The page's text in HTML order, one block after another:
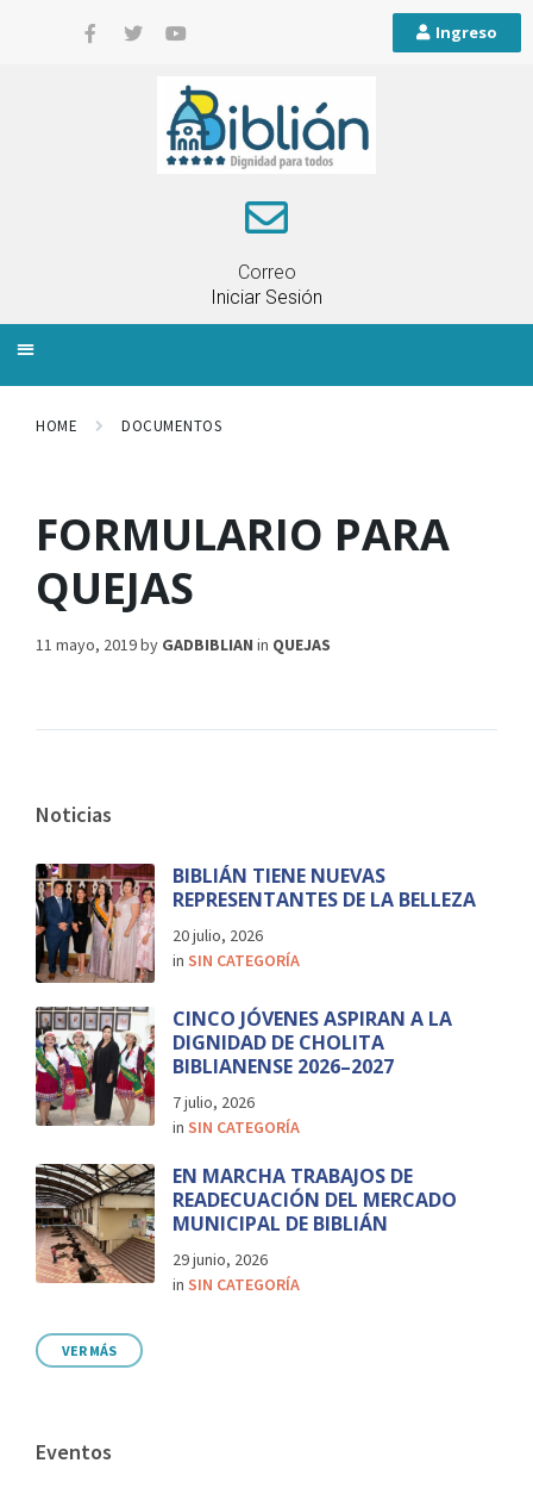
Ingreso
Correo
Iniciar Sesión
HOME DOCUMENTOS
FORMULARIO PARA
QUEJAS
11 mayo, 2019by GADBIBLIAN in QUEJAS
Noticias
BIBLIÁN TIENE NUEVAS
REPRESENTANTES DE LA BELLEZA
20 julio, 2026
in SIN CATEGORÍA
CINCO JÓVENES ASPIRAN A LA
DIGNIDAD DE CHOLITA
BIBLIANENSE 2026–2027
7 julio, 2026
in SIN CATEGORÍA
EN MARCHA TRABAJOS DE
READECUACIÓN DEL MERCADO
MUNICIPAL DE BIBLIÁN
29 junio, 2026
in SIN CATEGORÍA
VER MÁS
Eventos